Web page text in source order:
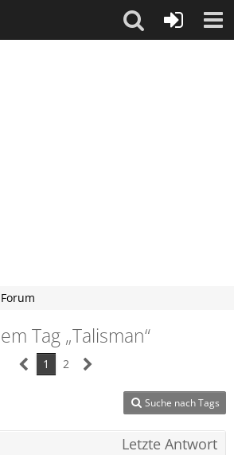
Tag „Talisman“
1 2
Suche nach Tags
Letzte Antwort